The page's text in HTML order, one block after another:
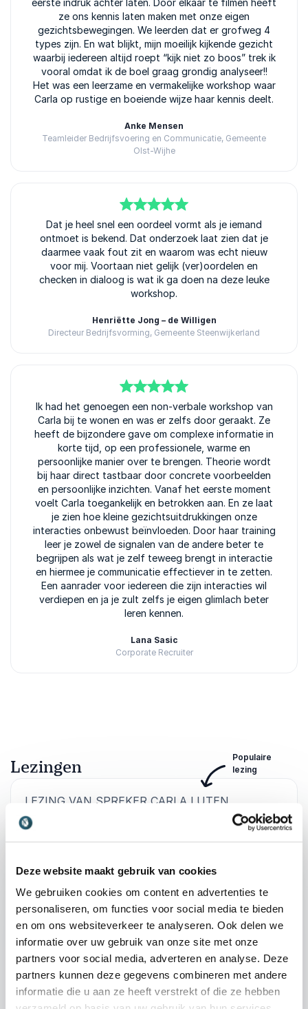
Deze website maakt gebruik van cookies
We gebruiken cookies om content en advertenties te
personaliseren, om functies voor social media te bieden
en om ons websiteverkeer te analyseren. Ook delen we
informatie over uw gebruik van onze site met onze
partners voor social media, adverteren en analyse. Deze
partners kunnen deze gegevens combineren met andere
informatie die u aan ze heeft verstrekt of die ze hebben
eerste indruk achter laten. Door elkaar te filmen heeft
ze ons kennis laten maken met onze eigen
gezichtsbewegingen. We leerden dat er grofweg 4
types zijn. En wat blijkt, mijn moeilijk kijkende gezicht
waarbij iedereen altijd roept “kijk niet zo boos” trek ik
vooral omdat ik de boel graag grondig analyseer!!
Het was een leerzame en vermakelijke workshop waar
Carla op rustige en boeiende wijze haar kennis deelt.
Anke Mensen
Teamleider Bedrijfsvoering en Communicatie, Gemeente
Olst-Wijhe
van 5
Dat je heel snel een oordeel vormt als je iemand
ontmoet is bekend. Dat onderzoek laat zien dat je
daarmee vaak fout zit en waarom was echt nieuw
voor mij. Voortaan niet gelijk (ver)oordelen en
checken in dialoog is wat ik ga doen na deze leuke
workshop.
Henriëtte Jong – de Willigen
Directeur Bedrijfsvorming, Gemeente Steenwijkerland
5van 5
Ik had het genoegen een non-verbale workshop van
Carla bij te wonen en was er zelfs door geraakt. Ze
heeft de bijzondere gave om complexe informatie in
korte tijd, op een professionele, warme en
persoonlijke manier over te brengen. Theorie wordt
bij haar direct tastbaar door concrete voorbeelden
en persoonlijke inzichten. Vanaf het eerste moment
voelt Carla toegankelijk en betrokken aan. En ze laat
je zien hoe kleine gezichtsuitdrukkingen onze
interacties onbewust beïnvloeden. Door haar training
leer je zowel de signalen van de andere beter te
begrijpen als wat je zelf teweeg brengt in interactie
en hiermee je communicatie effectiever in te zetten.
Een aanrader voor iedereen die zijn interacties wil
verdiepen en ja je zult zelfs je eigen glimlach beter
leren kennen.
Lana Sasic
Corporate Recruiter
Lezingen
LEZING VAN SPREKER CARLA LUTEN
Wat vertelt jouw gezicht, zonder iets
te zeggen
Wat je zegt is belangrijk maar het is juist
interessant wat er niet wordt gezegd. Hier zit de
impact en zijn we ons vaak te weinig van
bewust. Ontdek hoe lichaamstaal,
gezichtsuitdrukkingen en subtiele gedragingen
de sleutel vormen tot effectievere
communicatie en meer verbinding.
Vandaag de dag verwerken onze hersenen per
Populaire
lezing